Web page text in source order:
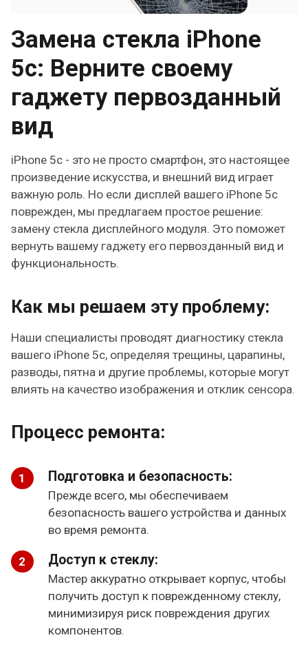
Замена стекла iPhone
5c: Верните своему
гаджету первозданный
вид
iPhone 5c - это не просто смартфон, это настоящее
произведение искусства, и внешний вид играет
важную роль. Но если дисплей вашего iPhone 5c
поврежден, мы предлагаем простое решение:
замену стекла дисплейного модуля. Это поможет
вернуть вашему гаджету его первозданный вид и
функциональность.
Как мы решаем эту проблему:
Наши специалисты проводят диагностику стекла
вашего iPhone 5c, определяя трещины, царапины,
разводы, пятна и другие проблемы, которые могут
влиять на качество изображения и отклик сенсора.
Процесс ремонта:
Подготовка и безопасность:
Прежде всего, мы обеспечиваем
безопасность вашего устройства и данных
во время ремонта.
Доступ к стеклу:
Мастер аккуратно открывает корпус, чтобы
получить доступ к поврежденному стеклу,
минимизируя риск повреждения других
компонентов.